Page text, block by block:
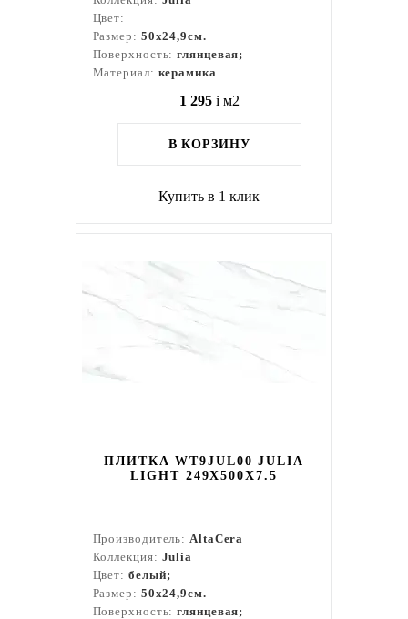
Цвет:
Размер: 50x24,9см.
Поверхность:глянцевая;
Материал: керамика
1 295 i м2
В КОРЗИНУ
Купить в 1 клик
ПЛИТКА WT9JUL00 JULIA
LIGHT 249X500X7.5
Производитель:AltaCera
Коллекция: Julia
Цвет: белый;
Размер: 50x24,9см.
Поверхность:глянцевая;